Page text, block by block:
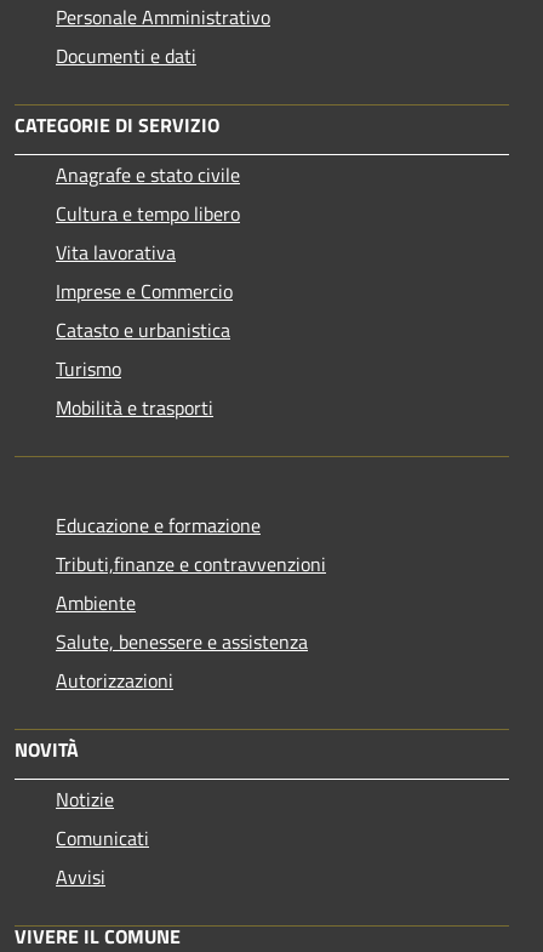
Personale Amministrativo
Documenti e dati
CATEGORIE DI SERVIZIO
Anagrafe e stato civile
Cultura e tempo libero
Vita lavorativa
Imprese e Commercio
Catasto e urbanistica
Turismo
Mobilità e trasporti
Educazione e formazione
Tributi,finanze e contravvenzioni
Ambiente
Salute, benessere e assistenza
Autorizzazioni
NOVITÀ
Notizie
Comunicati
Avvisi
VIVERE IL COMUNE